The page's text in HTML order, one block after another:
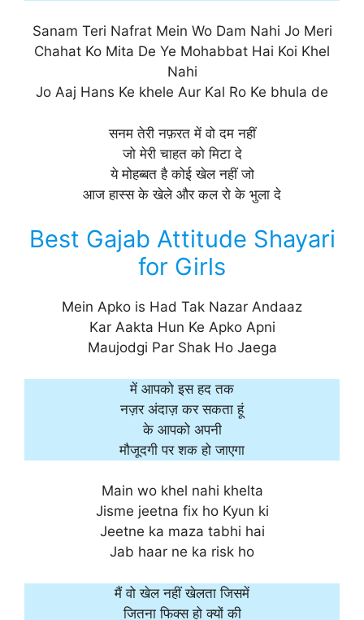
Sanam Teri Nafrat Mein Wo Dam Nahi Jo Meri
Chahat Ko Mita De Ye Mohabbat Hai Koi Khel
Nahi
Jo Aaj Hans Ke khele Aur Kal Ro Ke bhula de
सनम तेरी नफ़रत में वो दम नहीं
जो मेरी चाहत को मिटा दे
ये मोहब्बत है कोई खेल नहीं जो
आज हास्स के खेले और कल रो के भुला दे
Best Gajab Attitude Shayari
for Girls
Mein Apko is Had Tak Nazar Andaaz
Kar Aakta Hun Ke Apko Apni
Maujodgi Par Shak Ho Jaega
में आपको इस हद तक
नज़र अंदाज़ कर सकता हूं
के आपको अपनी
मौजूदगी पर शक हो जाएगा
Main wo khel nahi khelta
Jisme jeetna fix ho Kyun ki
Jeetne ka maza tabhi hai
Jab haar ne ka risk ho
मैं वो खेल नहीं खेलता जिसमें
जितना फिक्स हो क्यों की